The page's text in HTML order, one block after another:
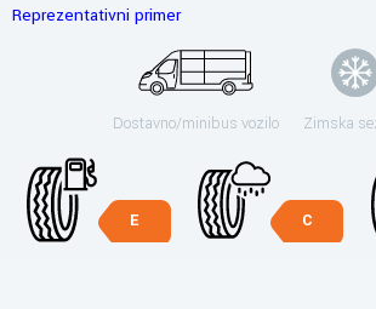
Reprezentativni primer
Dostavno/minibus vozilo Zimska
E C